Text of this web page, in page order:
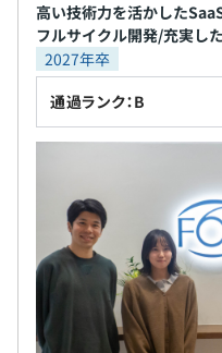
高い技術力を活かした
フルサイクル開発/充実し
2027年卒
通過ランク：B